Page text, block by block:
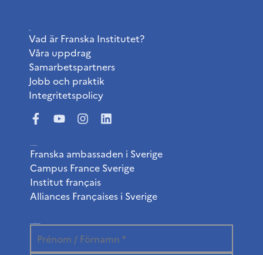
Vad är Franska Institutet?
Våra uppdrag
Samarbetspartners
Jobb och praktik
Integritetspolicy
Franska ambassaden i Sverige
Campus France Sverige
Institut français
Alliances Françaises i Sverige